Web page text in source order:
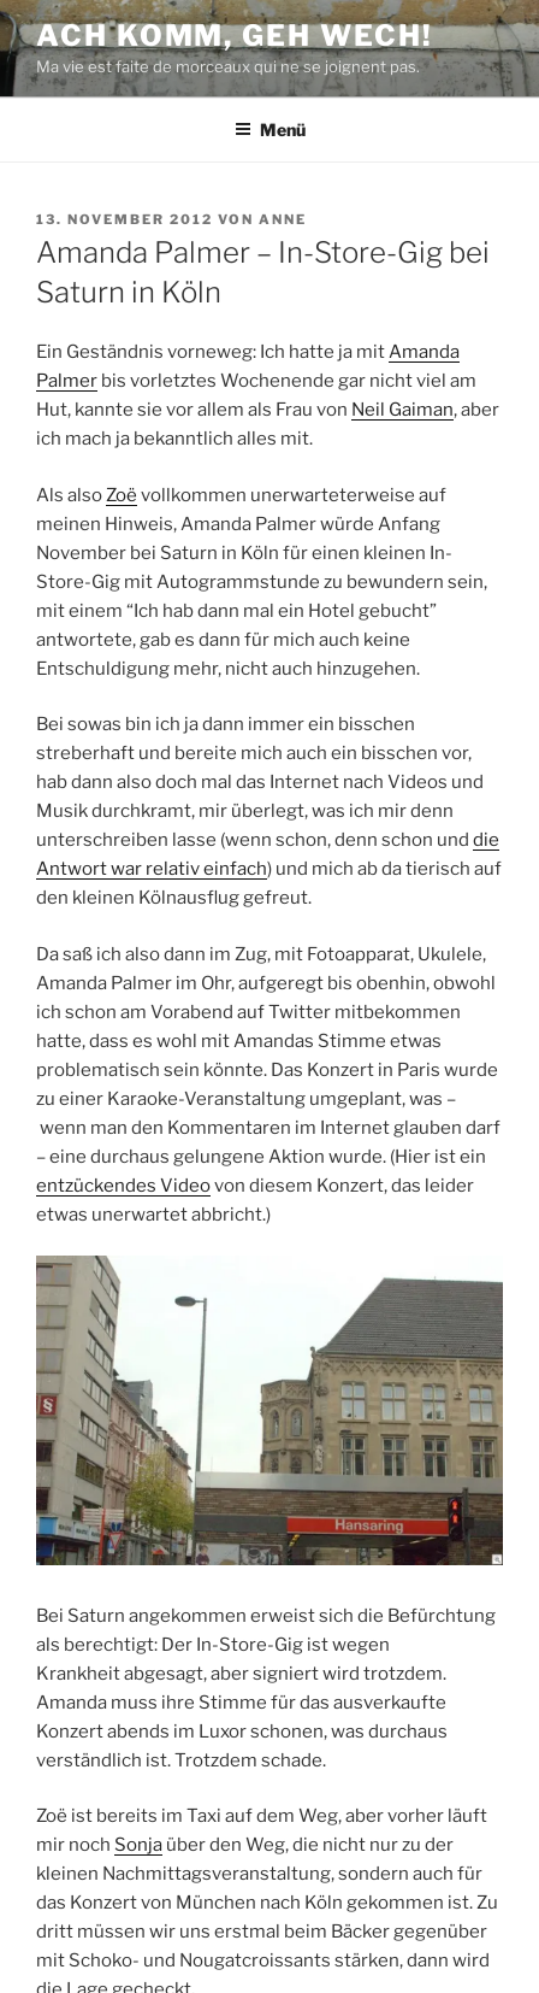
Zum
Inhalt
springen
ACH KOMM, GEH WECH!
Ma vie est faite de morceaux qui ne se joignent pas.
Menü
VERÖFFENTLICHT
AM
13. NOVEMBER 2012 VON ANNE
Amanda Palmer – In-Store-Gig bei
Saturn in Köln
Ein Geständnis vorneweg: Ich hatte ja mitAmanda
Palmer bis vorletztes Wochenende gar nicht viel am
Hut, kannte sie vor allem als Frau von Neil Gaiman, aber
ich mach ja bekanntlich alles mit.
Als alsoZoë vollkommen unerwarteterweise auf
meinen Hinweis, Amanda Palmer würde Anfang
November bei Saturn in Köln für einen kleinen In-
Store-Gig mit Autogrammstunde zu bewundern sein,
mit einem “Ich hab dann mal ein Hotel gebucht”
antwortete, gab es dann für mich auch keine
Entschuldigung mehr, nicht auch hinzugehen.
Bei sowas bin ich ja dann immer ein bisschen
streberhaft und bereite mich auch ein bisschen vor,
hab dann also doch mal das Internet nach Videos und
Musik durchkramt, mir überlegt, was ich mir denn
unterschreiben lasse (wenn schon, denn schon und die
Antwort war relativ einfach) und mich ab da tierisch auf
den kleinen Kölnausflug gefreut.
Da saß ich also dann im Zug, mit Fotoapparat, Ukulele,
Amanda Palmer im Ohr, aufgeregt bis obenhin, obwohl
ich schon am Vorabend auf Twitter mitbekommen
hatte, dass es wohl mit Amandas Stimme etwas
problematisch sein könnte. Das Konzert in Paris wurde
zu einer Karaoke-Veranstaltung umgeplant, was –
wenn man den Kommentaren im Internet glauben darf
– eine durchaus gelungene Aktion wurde. (Hier ist ein
entzückendes Videovon diesem Konzert, das leider
etwas unerwartet abbricht.)
Bei Saturn angekommen erweist sich die Befürchtung
als berechtigt: Der In-Store-Gig ist wegen
Krankheit abgesagt, aber signiert wird trotzdem.
Amanda muss ihre Stimme für das ausverkaufte
Konzert abends im Luxor schonen, was durchaus
verständlich ist. Trotzdem schade.
Zoë ist bereits im Taxi auf dem Weg, aber vorher läuft
mir noch Sonja über den Weg, die nicht nur zu der
kleinen Nachmittagsveranstaltung, sondern auch für
das Konzert von München nach Köln gekommen ist. Zu
dritt müssen wir uns erstmal beim Bäcker gegenüber
mit Schoko- und Nougatcroissants stärken, dann wird